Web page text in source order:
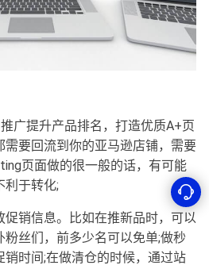
广提升产品排名，打造优质A+页
需要回流到你的亚马逊店铺，需要
页面做的很一般的话，有可能
利于转化;
促销信息。比如在推新品时，可以
丝们，前多少名可以免单;做秒
时间;在做清仓的时候，通过站